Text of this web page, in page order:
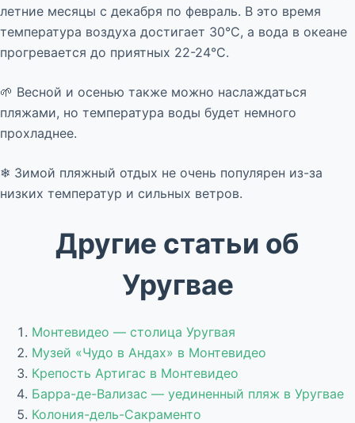
летние месяцы с декабря по февраль. В это время
температура воздуха достигает 30°C, а вода в океане
прогревается до приятных 22-24°C.
🌱 Весной и осенью также можно наслаждаться
пляжами, но температура воды будет немного
прохладнее.
❄ Зимой пляжный отдых не очень популярен из-за
низких температур и сильных ветров.
Другие статьи об
Уругвае
Монтевидео — столица Уругвая
Музей «Чудо в Андах» в Монтевидео
Крепость Артигас в Монтевидео
Барра-де-Вализас — уединенный пляж в Уругвае
Колония-дель-Сакраменто